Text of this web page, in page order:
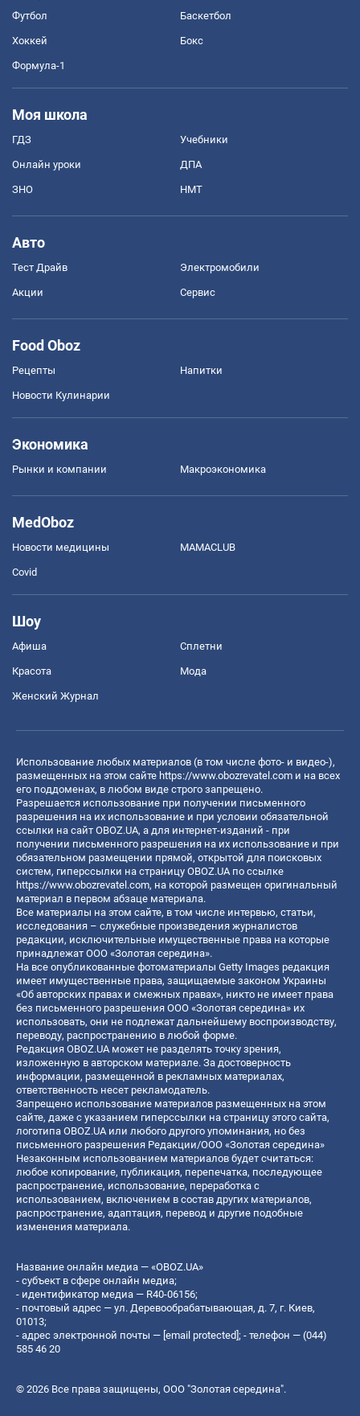
Футбол Баскетбол
Хоккей Бокс
Формула-1
Моя школа
ГДЗ Учебники
Онлайн уроки ДПА
ЗНО НМТ
Авто
Тест Драйв Электромобили
Акции Сервис
Food Oboz
Рецепты Напитки
Новости Кулинарии
Экономика
Рынки и компании Mакроэкономика
MedOboz
Новости медицины MAMACLUB
Covid
Шоу
Афиша Сплетни
Красота Мода
Женский Журнал
Использование любых материалов (в том числе фото- и видео-),
размещенных на этом сайте https://www.obozrevatel.com и на всех
его поддоменах, в любом виде строго запрещено.
Разрешается использование при получении письменного
разрешения на их использование и при условии обязательной
ссылки на сайт OBOZ.UA, а для интернет-изданий - при
получении письменного разрешения на их использование и при
обязательном размещении прямой, открытой для поисковых
систем, гиперссылки на страницу OBOZ.UA по ссылке
https://www.obozrevatel.com, на которой размещен оригинальный
материал в первом абзаце материала.
Все материалы на этом сайте, в том числе интервью, статьи,
исследования – служебные произведения журналистов
редакции, исключительные имущественные права на которые
принадлежат ООО «Золотая середина».
На все опубликованные фотоматериалы Getty Images редакция
имеет имущественные права, защищаемые законом Украины
«Об авторских правах и смежных правах», никто не имеет права
без письменного разрешения ООО «Золотая середина» их
использовать, они не подлежат дальнейшему воспроизводству,
переводу, распространению в любой форме.
Редакция OBOZ.UA может не разделять точку зрения,
изложенную в авторском материале. За достоверность
информации, размещенной в рекламных материалах,
ответственность несет рекламодатель.
Запрещено использование материалов размещенных на этом
сайте, даже с указанием гиперссылки на страницу этого сайта,
логотипа OBOZ.UA или любого другого упоминания, но без
письменного разрешения Редакции/ООО «Золотая середина»
Незаконным использованием материалов будет считаться:
любое копирование, публикация, перепечатка, последующее
распространение, использование, переработка с
использованием, включением в состав других материалов,
распространение, адаптация, перевод и другие подобные
изменения материала.
Название онлайн медиа — «OBOZ.UA»
- субъект в сфере онлайн медиа;
- идентификатор медиа — R40-06156;
- почтовый адрес — ул. Деревообрабатывающая, д. 7, г. Киев,
01013;
- адрес электронной почты — [email protected]; - телефон — (044)
585 46 20
© 2026 Все права защищены, ООО "Золотая середина".